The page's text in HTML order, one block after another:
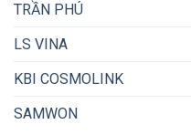
TRẦN PHÚ
LS VINA
KBI COSMOLINK
SAMWON